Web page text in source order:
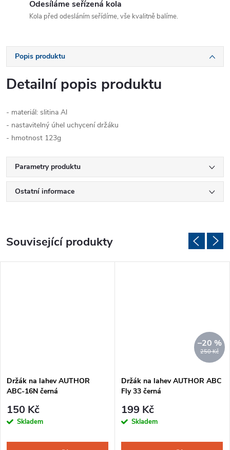
Odesíláme seřízená kola
Kola před odesláním seřídíme, vše kvalitně balíme.
Popis produktu
Detailní popis produktu
- materiál: slitina Al
- nastavitelný úhel uchycení držáku
- hmotnost 123g
Parametry produktu
Ostatní informace
Související produkty
Držák na lahev AUTHOR
ABC-16N černá
150 Kč
Skladem
250 Kč
–20 %
Držák na lahev AUTHOR ABC
Fly 33 černá
199 Kč
Skladem